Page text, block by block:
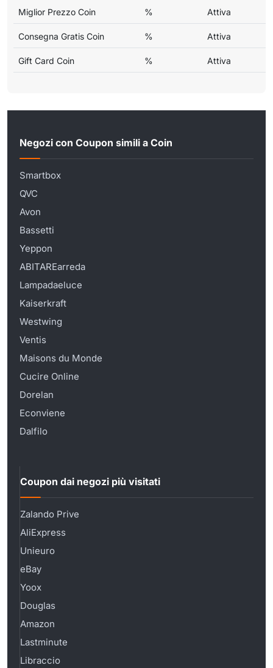
Miglior Prezzo Coin % Attiva
Consegna Gratis Coin % Attiva
Gift Card Coin % Attiva
Negozi con Coupon simili a Coin
Smartbox
QVC
Avon
Bassetti
Yeppon
ABITAREarreda
Lampadaeluce
Kaiserkraft
Westwing
Ventis
Maisons du Monde
Cucire Online
Dorelan
Econviene
Dalfilo
Coupon dai negozi più visitati
Zalando Prive
AliExpress
Unieuro
eBay
Yoox
Douglas
Amazon
Lastminute
Libraccio